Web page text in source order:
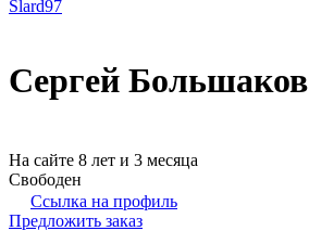
Сергей Большаков
На сайте 8 лет и 3 месяца
Свободен
Ссылка на профиль
Предложить заказ